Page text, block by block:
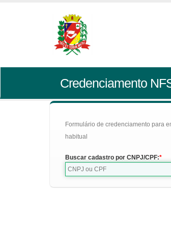
Credenciamento
Formulário de credenciamento para
habitual
Buscar cadastro por CNPJ/CPF: